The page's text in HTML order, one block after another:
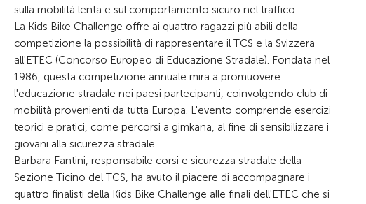
sulla mobilità lenta e sul comportamento sicuro nel traffico.
La Kids Bike Challenge offre ai quattro ragazzi più abili della
competizione la possibilità di rappresentare il TCS e la Svizzera
all'ETEC (Concorso Europeo di Educazione Stradale). Fondata nel
1986, questa competizione annuale mira a promuovere
l'educazione stradale nei paesi partecipanti, coinvolgendo club di
mobilità provenienti da tutta Europa. L'evento comprende esercizi
teorici e pratici, come percorsi a gimkana, al fine di sensibilizzare i
giovani alla sicurezza stradale.
Barbara Fantini, responsabile corsi e sicurezza stradale della
Sezione Ticino del TCS, ha avuto il piacere di accompagnare i
quattro finalisti della Kids Bike Challenge alle finali dell'ETEC che si